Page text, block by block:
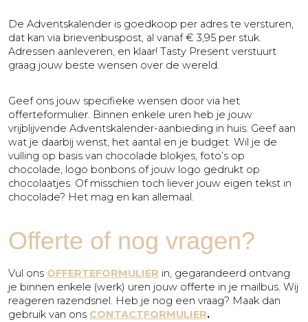
De Adventskalender is goedkoop per adres te versturen,
dat kan via brievenbuspost, al vanaf € 3,95 per stuk.
Adressen aanleveren, en klaar! Tasty Present verstuurt
graag jouw beste wensen over de wereld.
Geef ons jouw specifieke wensen door via het
offerteformulier. Binnen enkele uren heb je jouw
vrijblijvende Adventskalender-aanbieding in huis. Geef aan
wat je daarbij wenst, het aantal en je budget. Wil je de
vulling op basis van chocolade blokjes, foto’s op
chocolade, logo bonbons of jouw logo gedrukt op
chocolaatjes. Of misschien toch liever jouw eigen tekst in
chocolade? Het mag en kan allemaal.
Offerte of nog vragen?
Vul ons OFFERTEFORMULIER in, gegarandeerd ontvang
je binnen enkele (werk) uren jouw offerte in je mailbus. Wij
reageren razendsnel. Heb je nog een vraag? Maak dan
gebruik van ons CONTACTFORMULIER.